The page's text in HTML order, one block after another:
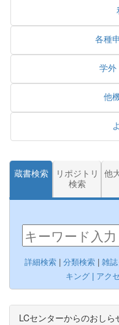
各種
学外
他
蔵書検索
リポジトリ
検索
他
詳細検索| 分類検索| 雑誌
キング | アク
LCセンターからのおしら